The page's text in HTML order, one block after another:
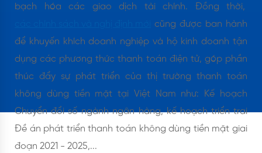
bạch hóa các giao dịch tài chính. Đồng thời,
cũng được ban hành
để khuyến khích doanh nghiệp và hộ kinh doanh tận
dụng các phương thức thanh toán điện tử, góp phần
thúc đẩy sự phát triển của thị trường thanh toán
không dùng tiền mặt tại Việt Nam như: Kế hoạch
Chuyển đổi số ngành ngân hàng, kế hoạch triển trai
Đề án phát triển thanh toán không dùng tiền mặt giai
đoạn 2021 - 2025,...